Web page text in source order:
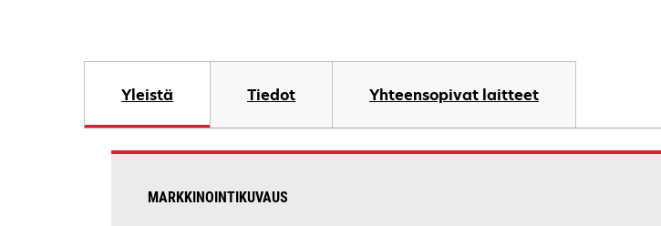
Yleistä Tiedot Yhteensopivat laitteet
MARKKINOINTIKUVAUS